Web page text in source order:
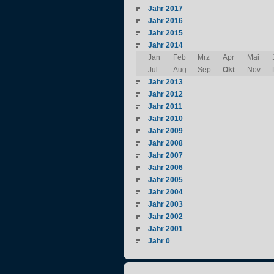
Jahr 2017
Jahr 2016
Jahr 2015
Jahr 2014
Jan
Feb Mrz Apr Mai
Jul
Aug Sep Okt Nov
Jahr 2013
Jahr 2012
Jahr 2011
Jahr 2010
Jahr 2009
Jahr 2008
Jahr 2007
Jahr 2006
Jahr 2005
Jahr 2004
Jahr 2003
Jahr 2002
Jahr 2001
Jahr 0